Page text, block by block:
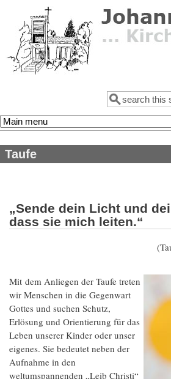
Direkt zum Inhalt
Suche
Taufe
„Sende dein Licht und
dass sie mich leiten.“
Mit dem Anliegen der Taufe treten
wir Menschen in die Gegenwart
Gottes und suchen Schutz,
Erlösung und Orientierung für das
Leben unserer Kinder oder unser
eigenes. Sie bedeutet neben der
Aufnahme in den
weltumspannenden „Leib Christi“